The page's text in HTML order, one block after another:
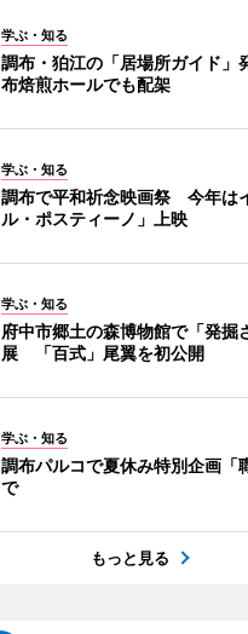
学ぶ・知る
調布・狛江の「居場所ガイド
布焙煎ホールでも配架
学ぶ・知る
調布で平和祈念映画祭 今年は
ル・ポスティーノ」上映
学ぶ・知る
府中市郷土の森博物館で「発掘
展 「百式」尾翼を初公開
学ぶ・知る
調布パルコで夏休み特別企画
で
もっと見る